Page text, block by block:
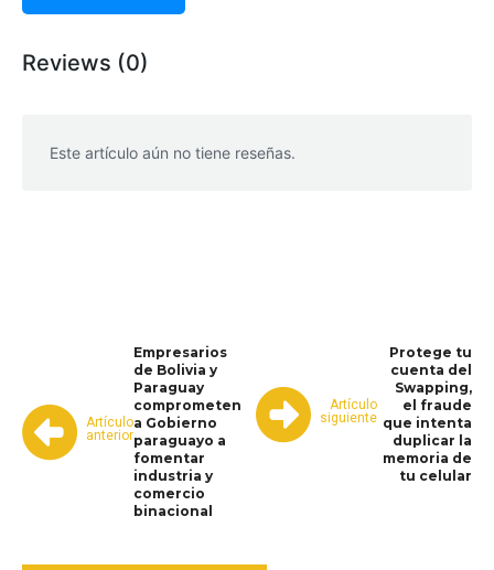
Reviews (0)
Este artículo aún no tiene reseñas.
Artículo
anterior
Empresarios
de Bolivia y
Paraguay
comprometen
a Gobierno
paraguayo a
fomentar
industria y
comercio
binacional
Artículo
siguiente
Protege tu
cuenta del
Swapping,
el fraude
que intenta
duplicar la
memoria de
tu celular